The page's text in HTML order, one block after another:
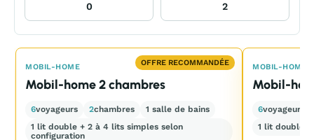
OFFRE RECOMMANDÉE
MOBIL-HOME
Mobil-home 2 chambres
6voyageurs 2chambres
1 salle de bains
1 lit double + 2 à 4 lits simples selon
configuration
MOBIL-HOME
Mobil-
6voyageurs
1 lit double